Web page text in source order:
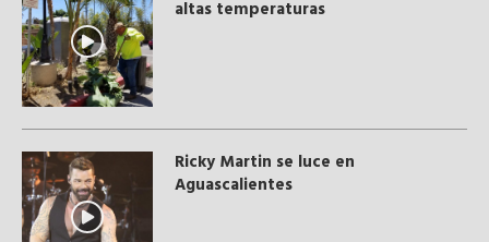
altas temperaturas
Ricky Martin se luce en
Aguascalientes